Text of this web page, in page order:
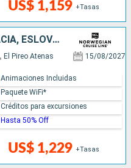
US$ 1,159 +Tasas
GRECIA, MONTENEGRO, CROACIA, ESLOVENIA, ITALIA
El Pireo Atenas 15/08/2027
US$ 1,229 +Tasas
Animaciones Incluidas
Paquete WiFi*
Créditos para excursiones
Hasta 50% Off